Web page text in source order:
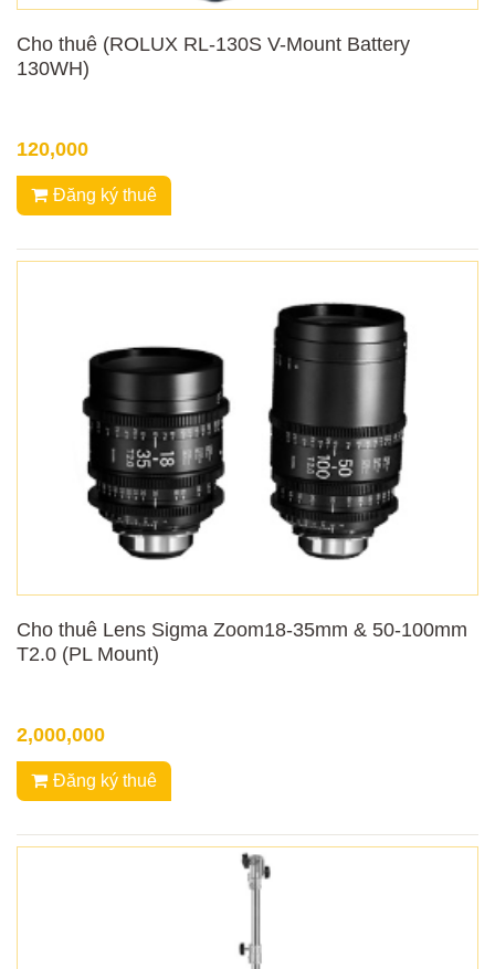
Cho thuê (ROLUX RL-130S V-Mount Battery
130WH)
120,000
Đăng ký thuê
Cho thuê Lens Sigma Zoom18-35mm & 50-100mm
T2.0 (PL Mount)
2,000,000
Đăng ký thuê